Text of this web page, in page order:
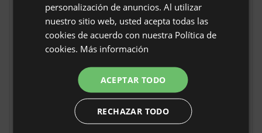
POLISH
GERMAN
personalización de anuncios. Al utilizar
nuestro sitio web, usted acepta todas las
cookies de acuerdo con nuestra Política de
cookies. Más información
ACEPTAR TODO
RECHAZAR TODO